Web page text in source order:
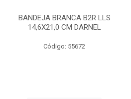
BANDEJA BRANCA B2R LLS
14,6X21,0 CM DARNEL
Código: 55672